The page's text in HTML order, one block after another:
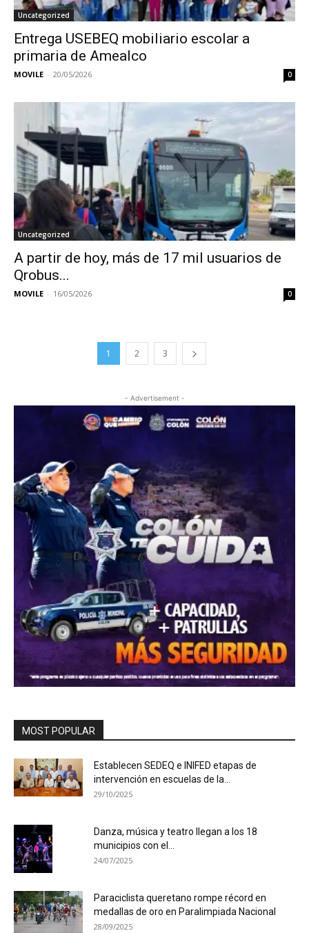
Uncategorized
Entrega USEBEQ mobiliario escolar a
primaria de Amealco
MOVILE - 20/05/2026 0
Uncategorized
A partir de hoy, más de 17 mil usuarios de
Qrobus...
MOVILE - 16/05/2026 0
1 2 3
- Advertisement -
MOST POPULAR
Establecen SEDEQ e INIFED etapas de
intervención en escuelas de la...
29/10/2025
Danza, música y teatro llegan a los 18
municipios con el...
24/07/2025
Paraciclista queretano rompe récord en
medallas de oro en Paralimpiada Nacional
28/09/2025